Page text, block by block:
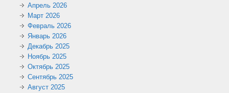
Апрель 2026
Март 2026
Февраль 2026
Январь 2026
Декабрь 2025
Ноябрь 2025
Октябрь 2025
Сентябрь 2025
Август 2025